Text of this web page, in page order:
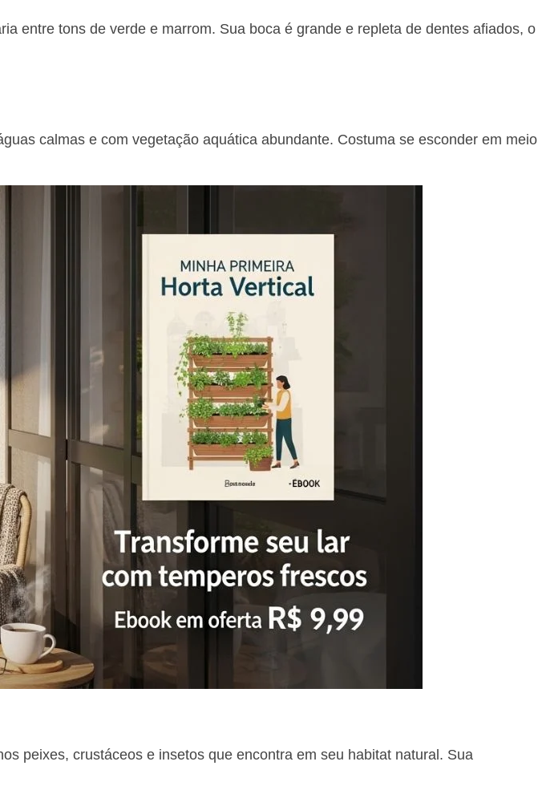
entre tons de verde e marrom. Sua boca é grande e repleta de dentes afiados, o
calmas e com vegetação aquática abundante. Costuma se esconder em meio
peixes, crustáceos e insetos que encontra em seu habitat natural. Sua